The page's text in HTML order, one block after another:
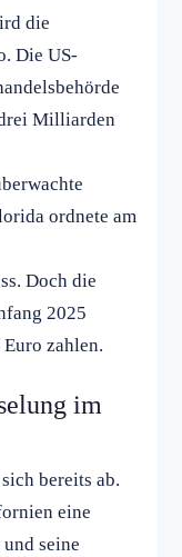
die
Die US-
Milliarden
ordnete am
Doch die
2025
zahlen.
im
bereits ab.
eine
seine